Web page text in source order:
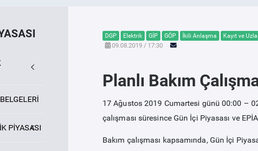
PİYASASI
DGP Elektrik GİP GÖP İkili Anlaşma Kayıt ve
09.08.2019 / 17:30
Planlı Bakım
17 Ağustos 2019 Cumartesi günü 00:00 –
çalışması süresince Gün İçi Piyasası ve
Bakım çalışması kapsamında, Gün İçi